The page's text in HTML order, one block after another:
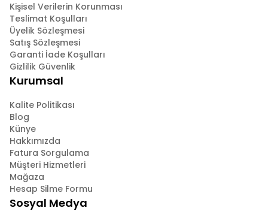
Kişisel Verilerin Korunması
Teslimat Koşulları
Üyelik Sözleşmesi
Satış Sözleşmesi
Garanti İade Koşulları
Gizlilik Güvenlik
Kurumsal
Kalite Politikası
Blog
Künye
Hakkımızda
Fatura Sorgulama
Müşteri Hizmetleri
Mağaza
Hesap Silme Formu
Sosyal Medya